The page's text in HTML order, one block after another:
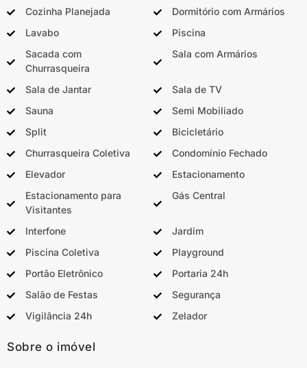
Cozinha Planejada
Dormitório com Armários
Lavabo
Piscina
Sacada com
Churrasqueira
Sala com Armários
Sala de Jantar
Sala de TV
Sauna
Semi Mobiliado
Split
Bicicletário
Churrasqueira Coletiva
Condomínio Fechado
Elevador
Estacionamento
Estacionamento para
Visitantes
Gás Central
Interfone
Jardim
Piscina Coletiva
Playground
Portão Eletrônico
Portaria 24h
Salão de Festas
Segurança
Vigilância 24h
Zelador
Sobre o imóvel